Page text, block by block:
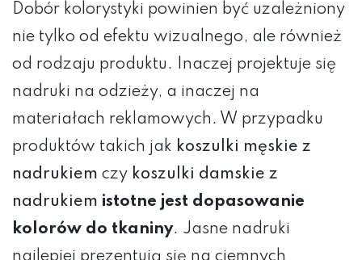
Dobór kolorystyki powinien być uzależniony
nie tylko od efektu wizualnego, ale również
od rodzaju produktu. Inaczej projektuje się
nadruki na odzieży, a inaczej na
materiałach reklamowych. W przypadku
produktów takich jak koszulki męskie z
nadrukiem czy koszulki damskie z
nadrukiem istotne jest dopasowanie
kolorów do tkaniny. Jasne nadruki
najlepiej prezentują się na ciemnych